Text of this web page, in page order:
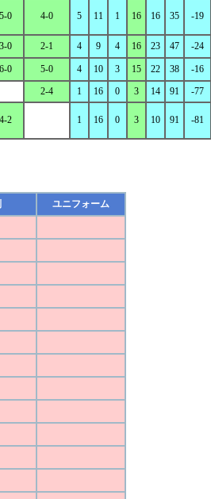
5-0 4-0 5 11 1 16 16 35 -19
3-0 2-1 4 9 4 16 23 47 -24
6-0 5-0 4 10 3 15 22 38
-16
2-4 1 16 0 3 14 91 -77
4-2 1 16 0 3 10 91 -81
ユニフォーム